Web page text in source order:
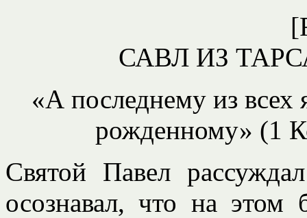
САВЛ ИЗ
«А последнему из всех
рожденному» (1
Святой Павел
осознавал, что на этом